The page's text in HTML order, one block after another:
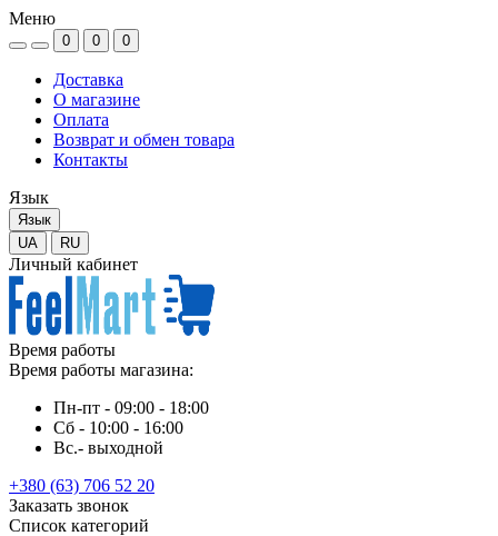
Меню
0 0 0
Доставка
О магазине
Оплата
Возврат и обмен товара
Контакты
Язык
Язык
UA
RU
Личный кабинет
Время работы
Время работы магазина:
Пн-пт - 09:00 - 18:00
Сб - 10:00 - 16:00
Вс.- выходной
+380 (63) 706 52 20
Заказать звонок
Список категорий